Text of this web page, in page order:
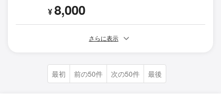
¥8,000
さらに表示
最初 前の50件 次の50件 最後